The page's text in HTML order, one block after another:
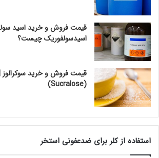
قیمت فروش و خرید اسید
اسیدسولفوریک چیست؟
قیمت فروش و خرید سوکرالوز |
(Sucralose)
استفاده از کلر برای ضدعفونی استخر